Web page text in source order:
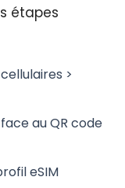
étapes
>
au QR code
eSIM